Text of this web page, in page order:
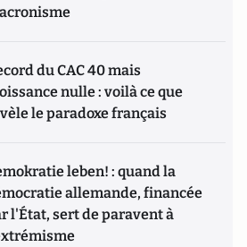
du CAC 40 mais
nulle : voilà ce que
le paradoxe français
leben! : quand la
allemande, financée
l'État, sert de paravent à